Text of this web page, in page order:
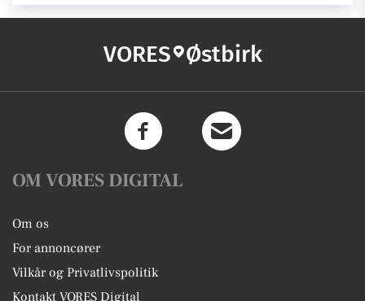
VORES Østbirk
OM VORES DIGITAL
Om os
For annoncører
Vilkår og Privatlivspolitik
Kontakt VORES Digital